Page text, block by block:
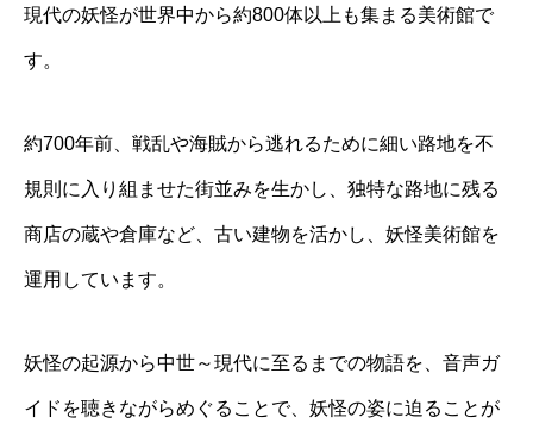
現代の妖怪が世界中から約800体以上も集まる美術館で
す。
約700年前、戦乱や海賊から逃れるために細い路地を不
規則に入り組ませた街並みを生かし、独特な路地に残る
商店の蔵や倉庫など、古い建物を活かし、妖怪美術館を
運用しています。
妖怪の起源から中世～現代に至るまでの物語を、音声ガ
イドを聴きながらめぐることで、妖怪の姿に迫ることが